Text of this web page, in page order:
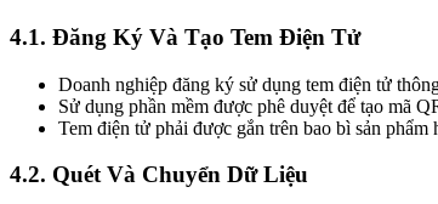
4.1. Đăng Ký Và Tạo Tem Điện Tử
Doanh nghiệp đăng ký sử dụng tem điện tử
Sử dụng phần mềm được phê duyệt để tạo mã
Tem điện tử phải được gắn trên bao bì sản
4.2. Quét Và Chuyển Dữ Liệu